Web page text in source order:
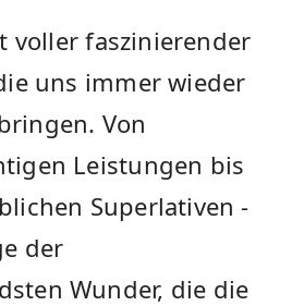
voller faszinierender
uns immer wieder
Von
Leistungen bis
Superlativen -
der
Wunder, die die